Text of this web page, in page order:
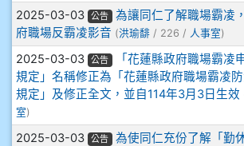
909林玉楓
909林朝智
910謝尚橙
910呂芃澔
2025-03-03 公告
為讓同仁了解職場霸凌
府職場反霸凌影音 (洪瑜馡 / 226 / 人事室)
2025-03-03 公告
「花蓮縣政府職場霸凌
規定」名稱修正為「花蓮縣政府職場霸凌
規定」及修正全文，並自114年3月3日生效
室)
2025-03-03 公告
為使同仁充份了解「勤